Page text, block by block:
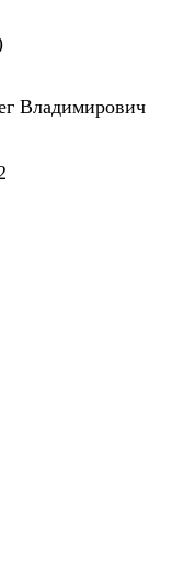
Владимирович